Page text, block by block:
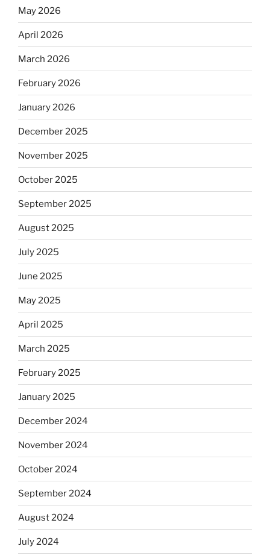
May 2026
April 2026
March 2026
February 2026
January 2026
December 2025
November 2025
October 2025
September 2025
August 2025
July 2025
June 2025
May 2025
April 2025
March 2025
February 2025
January 2025
December 2024
November 2024
October 2024
September 2024
August 2024
July 2024